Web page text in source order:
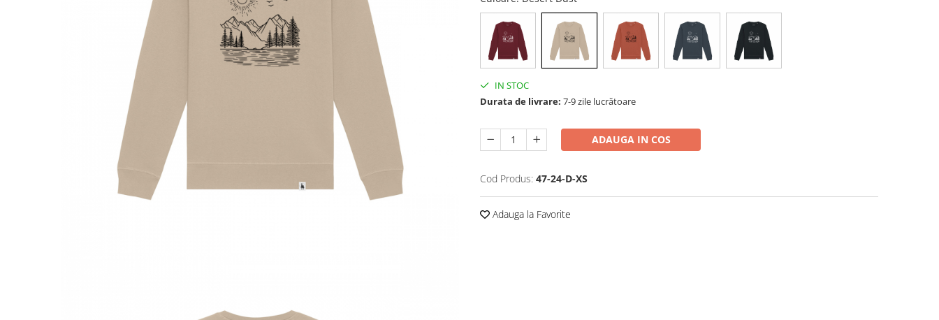
IN STOC
Durata de livrare: 7-9 zile lucrătoare
ADAUGA IN COS
Cod Produs: 47-24-D-XS
Adauga la Favorite